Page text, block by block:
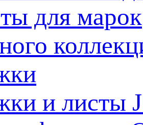
для марок
и листы